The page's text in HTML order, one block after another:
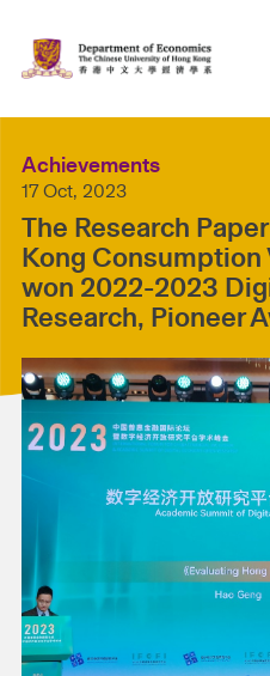
Achievements
17 Oct, 2023
The Research
Kong Consumption
won 2022-2023
Research, Pioneer